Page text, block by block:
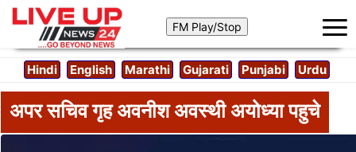
Hindi English Marathi Gujarati Punjabi Urdu
अपर सचिव गृह अवनीश अवस्थी अयोध्या पहुचे